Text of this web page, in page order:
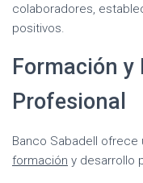
colaboradores,
positivos.
Formación y
Profesional
Banco Sabadell ofrece
formación y desarrollo